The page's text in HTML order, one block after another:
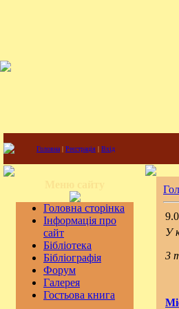
Головна | Реєстрація | Вхід
Головна сторінка
Інформація про
сайт
Бібліотека
Бібліографія
Форум
Галерея
Гостьова книга
У
3